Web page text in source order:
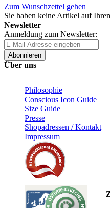
Zum Wunschzettel gehen
Sie haben keine Artikel auf
Newsletter
Anmeldung zum Newsletter:
Abonnieren
Über uns
Philosophie
Conscious Icon Guide
Size Guide
Presse
Shopadressen / Kontakt
Impressum